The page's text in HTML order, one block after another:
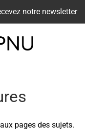
notre newsletter
pages des sujets.